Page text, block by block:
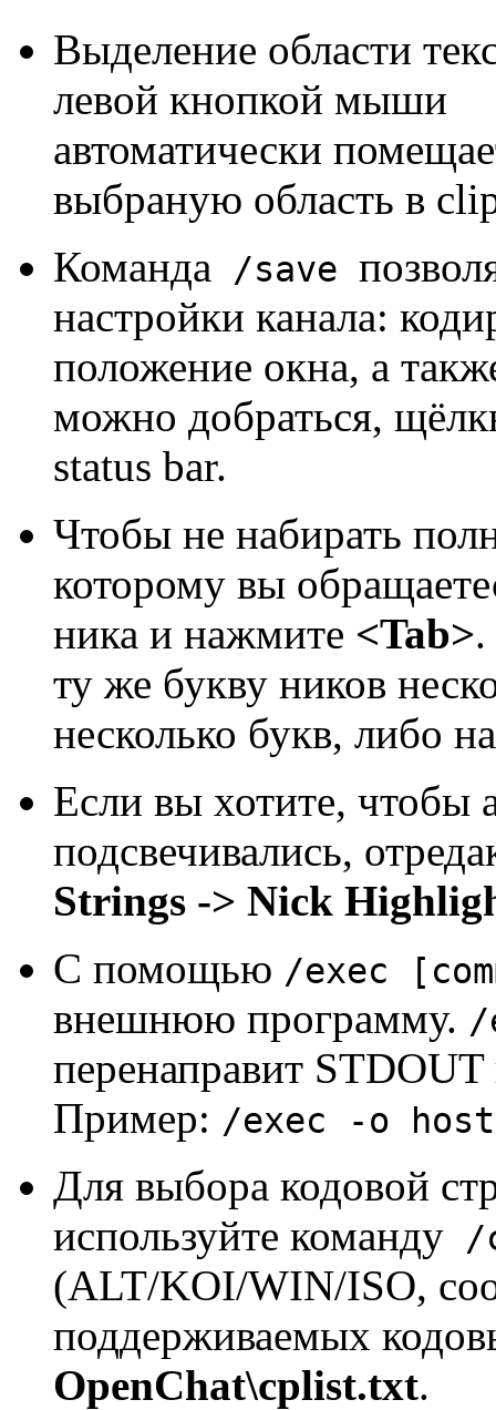
Выделение области
левой кнопкой мыши
автоматически
выбраную область в
Команда /save
настройки канала:
положение окна, а
можно добраться,
status bar.
Чтобы не набирать
которому вы
ника и нажмите <Tab>
ту же букву ников
несколько букв, либо
Если вы хотите, чтобы
подсвечивались,
Strings -> Nick
С помощью /exec
внешнюю программу. /
перенаправит
Пример: /exec -o
Для выбора кодовой
используйте команду /
(ALT/KOI/WIN/ISO,
поддерживаемых
OpenChat\cplist.txt.